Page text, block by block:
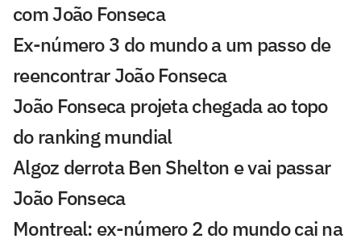
com João Fonseca
Ex-número 3 do mundo a um passo de
reencontrar João Fonseca
João Fonseca projeta chegada ao topo
do ranking mundial
Algoz derrota Ben Shelton e vai passar
João Fonseca
Montreal: ex-número 2 do mundo cai na